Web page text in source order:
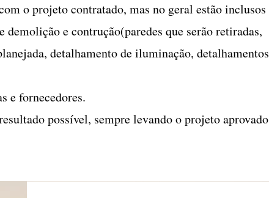
o projeto contratado, mas no geral estão inclusos
e contrução(paredes que serão retiradas,
detalhamento de iluminação, detalhamentos
e fornecedores.
possível, sempre levando o projeto aprovado